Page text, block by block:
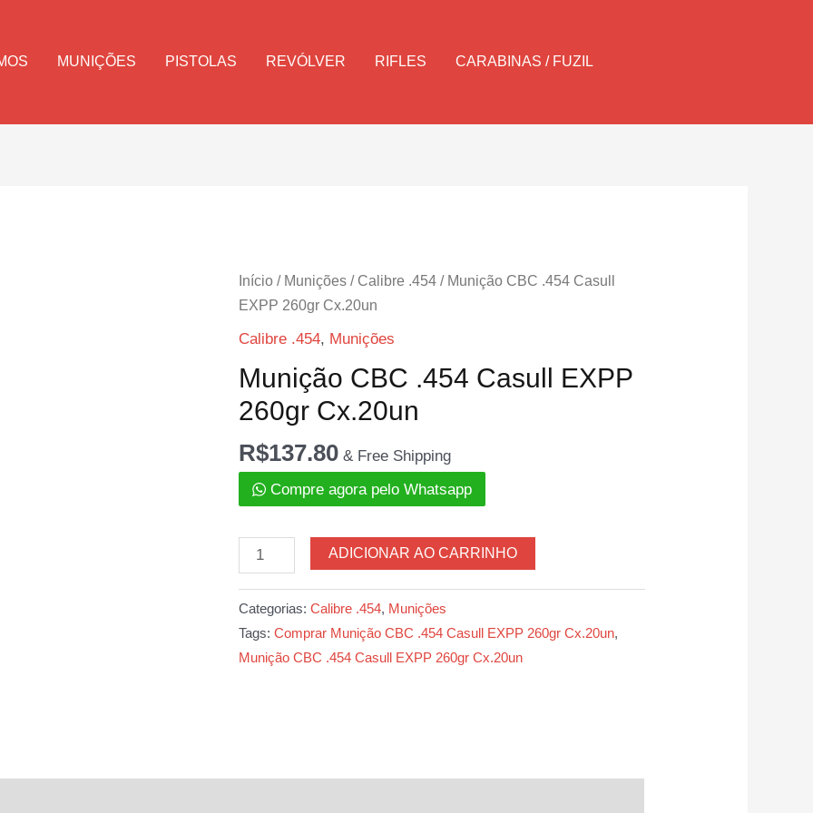
MUNIÇÕES PISTOLAS REVÓLVER RIFLES CARABINAS / FUZIL
Início/ Munições/ Calibre .454/ Munição CBC .454 Casull
EXPP 260gr Cx.20un
Calibre .454, Munições
Munição CBC .454 Casull EXPP
260gr Cx.20un
R$137.80 & Free Shipping
Compre agora pelo Whatsapp
Munição
CBC
260gr
ADICIONAR AO CARRINHO
Categorias: Calibre .454, Munições
Tags: Comprar Munição CBC .454 Casull EXPP 260gr Cx.20un,
Munição CBC .454 Casull EXPP 260gr Cx.20un